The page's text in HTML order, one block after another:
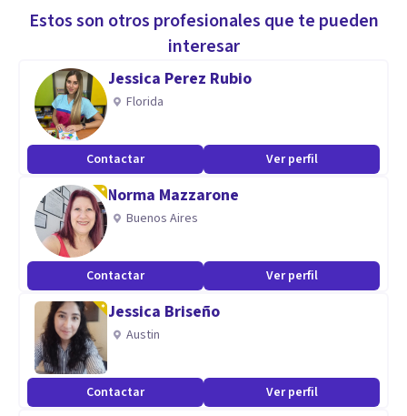
Soy una terapeuta empática y compasiva que valora la
confianza y la comprensión en la relación terapéutica. Me
adapto a las necesidades y posibilidades de mis pacientes, y
les proporciono un espacio seguro para explorar y superar
sus desafíos emocionales.
Si necesitas ayuda para superar la ansiedad, la depresión o
el duelo, por favor no dudes en contactarme. Estoy aquí
para ayudarte.
Estos son otros profesionales que te pueden
interesar
Jessica Perez Rubio
Florida
Contactar Ver perfil
Norma Mazzarone
Buenos Aires
Contactar Ver perfil
Jessica Briseño
Austin
Contactar Ver perfil